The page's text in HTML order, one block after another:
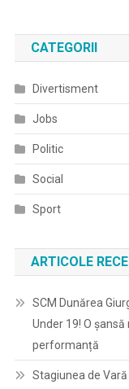
CATEGORII
Divertisment
Jobs
Politic
Social
Sport
ARTICOLE
SCM Dunărea
Under 19! O
performanță
Stagiunea de